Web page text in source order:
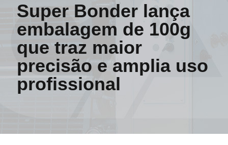
Super Bonder lança
embalagem de 100g
que traz maior
precisão e amplia uso
profissional